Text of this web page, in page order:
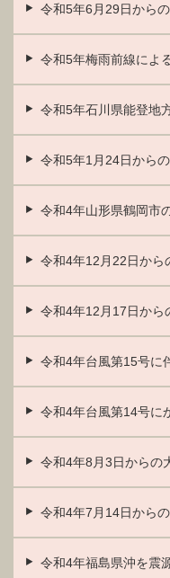
令和5年6月29日から
令和5年梅雨前線によ
令和5年石川県能登地
令和5年1月24日から
令和4年山形県鶴岡市
令和4年12月22日から
令和4年12月17日から
令和4年台風第15号に
令和4年台風第14号に
令和4年8月3日からの
令和4年7月14日から
令和4年福島県沖を震